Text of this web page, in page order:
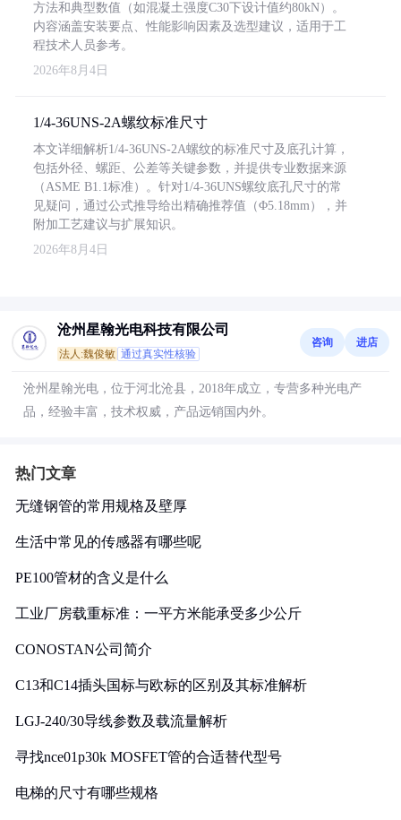
方法和典型数值（如混凝土强度C30下设计值约80kN）。
内容涵盖安装要点、性能影响因素及选型建议，适用于工
程技术人员参考。
2026年8月4日
1/4-36UNS-2A螺纹标准尺寸
本文详细解析1/4-36UNS-2A螺纹的标准尺寸及底孔计算，
包括外径、螺距、公差等关键参数，并提供专业数据来源
（ASME B1.1标准）。针对1/4-36UNS螺纹底孔尺寸的常
见疑问，通过公式推导给出精确推荐值（Φ5.18mm），并
附加工艺建议与扩展知识。
2026年8月4日
沧州星翰光电科技有限公司
法人:魏俊敏 通过真实性核验
咨询 进店
沧州星翰光电，位于河北沧县，2018年成立，专营多种光电产
品，经验丰富，技术权威，产品远销国内外。
热门文章
无缝钢管的常用规格及壁厚
生活中常见的传感器有哪些呢
PE100管材的含义是什么
工业厂房载重标准：一平方米能承受多少公斤
CONOSTAN公司简介
C13和C14插头国标与欧标的区别及其标准解析
LGJ-240/30导线参数及载流量解析
寻找nce01p30k MOSFET管的合适替代型号
电梯的尺寸有哪些规格